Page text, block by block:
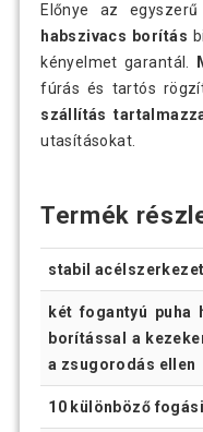
Előnye az
habszivacs borítás
kényelmet garantál.
fúrás és tartós
szállítás
utasításokat.
Termék
stabil
két fogantyú puha
borítással a
a zsugorodás ellen
10 különböző